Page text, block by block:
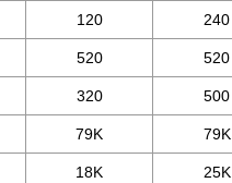
120 240
520 520
320 500
79K 79K
18K 25K